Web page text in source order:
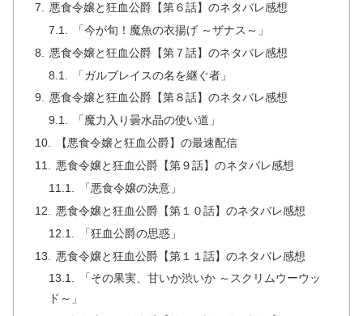
悪食令嬢と狂血公爵【第６話】のネタバレ感想
「今が旬！魔魚の衣揚げ ～ザナス～」
悪食令嬢と狂血公爵【第７話】のネタバレ感想
「ガルブレイスの名を継ぐ者」
悪食令嬢と狂血公爵【第８話】のネタバレ感想
「魔力入り曇水晶の使い道」
【悪食令嬢と狂血公爵】の最速配信
悪食令嬢と狂血公爵【第９話】のネタバレ感想
「悪食令嬢の決意」
悪食令嬢と狂血公爵【第１０話】のネタバレ感想
「狂血公爵の思惑」
悪食令嬢と狂血公爵【第１１話】のネタバレ感想
「その果実、甘いか渋いか ～スクリムウーウッ
ド～」